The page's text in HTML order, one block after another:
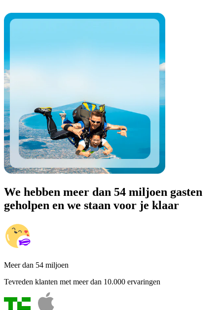
We hebben meer dan 54 miljoen gasten
geholpen en we staan voor je klaar
Meer dan 54 miljoen
Tevreden klanten met meer dan 10.000 ervaringen